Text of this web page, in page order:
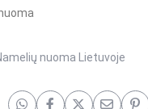
nuoma Lietuvoje